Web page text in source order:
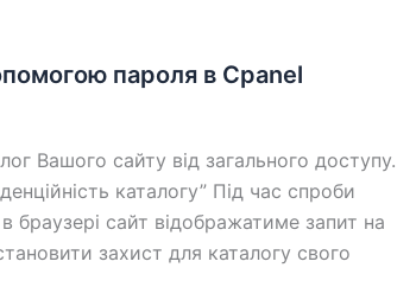
пароля в Cpanel
Вашого сайту від загального доступу.
каталогу” Під час спроби
сайт відображатиме запит на
захист для каталогу свого